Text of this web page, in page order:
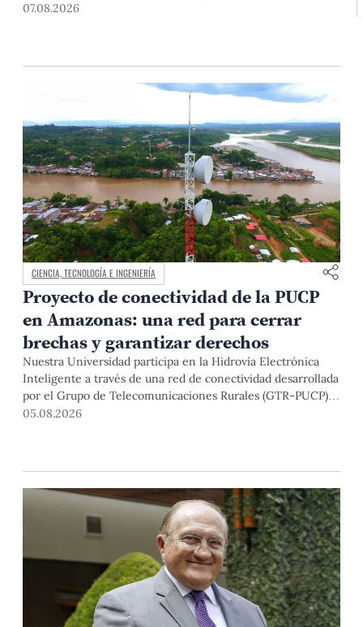
07.08.2026
CIENCIA, TECNOLOGÍA E INGENIERÍA
Proyecto de conectividad de la PUCP
en Amazonas: una red para cerrar
brechas y garantizar derechos
Nuestra Universidad participa en la Hidrovía Electrónica
Inteligente a través de una red de conectividad desarrollada
por el Grupo de Telecomunicaciones Rurales (GTR-PUCP)
desde el 2018. En esta nota repasamos cómo ha sido el
05.08.2026